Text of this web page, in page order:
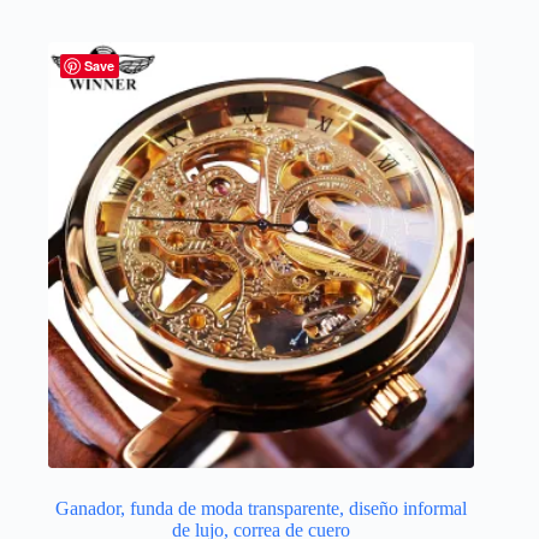
opciones
se
pueden
elegir
en
la
página
de
producto
Save
Ganador, funda de moda transparente, diseño informal
de lujo, correa de cuero